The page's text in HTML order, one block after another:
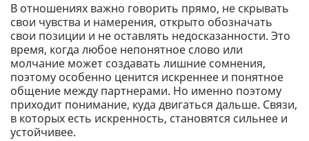
В отношениях важно говорить прямо, не скрывать
свои чувства и намерения, открыто обозначать
свои позиции и не оставлять недосказанности. Это
время, когда любое непонятное слово или
молчание может создавать лишние сомнения,
поэтому особенно ценится искреннее и понятное
общение между партнерами. Но именно поэтому
приходит понимание, куда двигаться дальше. Связи,
в которых есть искренность, становятся сильнее и
устойчивее.